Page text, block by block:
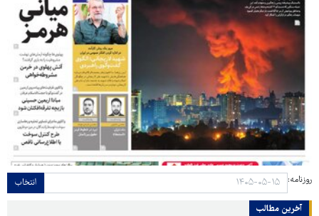
روزنامه: انتخاب
آخرین مطالب